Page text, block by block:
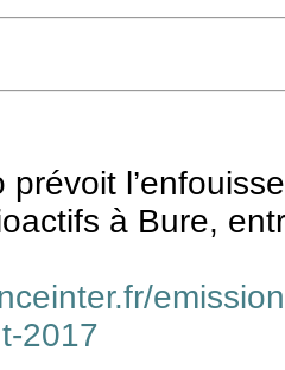
prévoit
à Bure,
2017